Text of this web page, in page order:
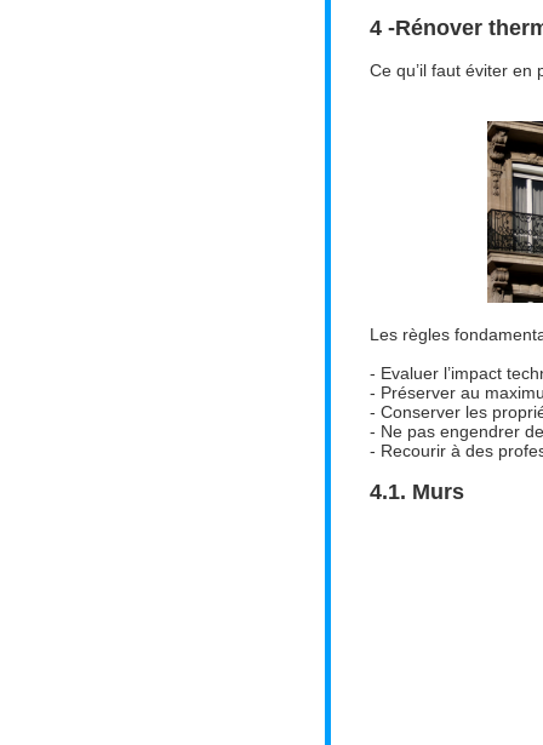
4 -Rénover
Ce qu’il faut éviter
Les règles
- Evaluer l’impact
- Préserver au
- Conserver les
- Ne pas engendrer
- Recourir à des
4.1. Murs